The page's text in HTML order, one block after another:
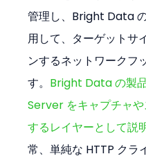
管理し、Bright Data
用して、ターゲットサ
ンするネットワークフ
す。 Bright Data の製
Server をキャプチャ
するレイヤーとして説
常、単純な HTTP クラ